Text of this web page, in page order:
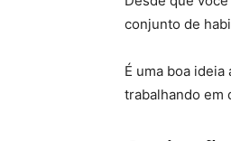
conjunto de
É uma boa
trabalhando em